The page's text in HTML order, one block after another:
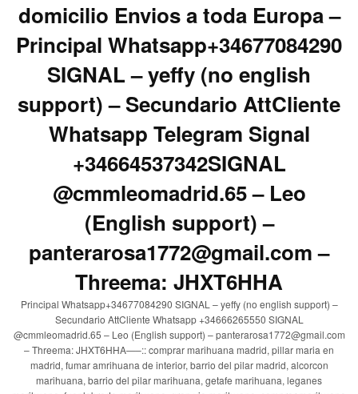
domicilio Envios a toda Europa –
Principal Whatsapp+34677084290
SIGNAL – yeffy (no english
support) – Secundario AttCliente
Whatsapp Telegram Signal
+34664537342SIGNAL
@cmmleomadrid.65 – Leo
(English support) –
panterarosa1772@gmail.com –
Threema: JHXT6HHA
Principal Whatsapp+34677084290 SIGNAL – yeffy (no english support) –
Secundario AttCliente Whatsapp +34666265550 SIGNAL
@cmmleomadrid.65 – Leo (English support) – panterarosa1772@gmail.com
– Threema: JHXT6HHA—–:: comprar marihuana madrid, pillar maria en
madrid, fumar amrihuana de interior, barrio del pilar madrid, alcorcon
marihuana, barrio del pilar marihuana, getafe marihuana, leganes